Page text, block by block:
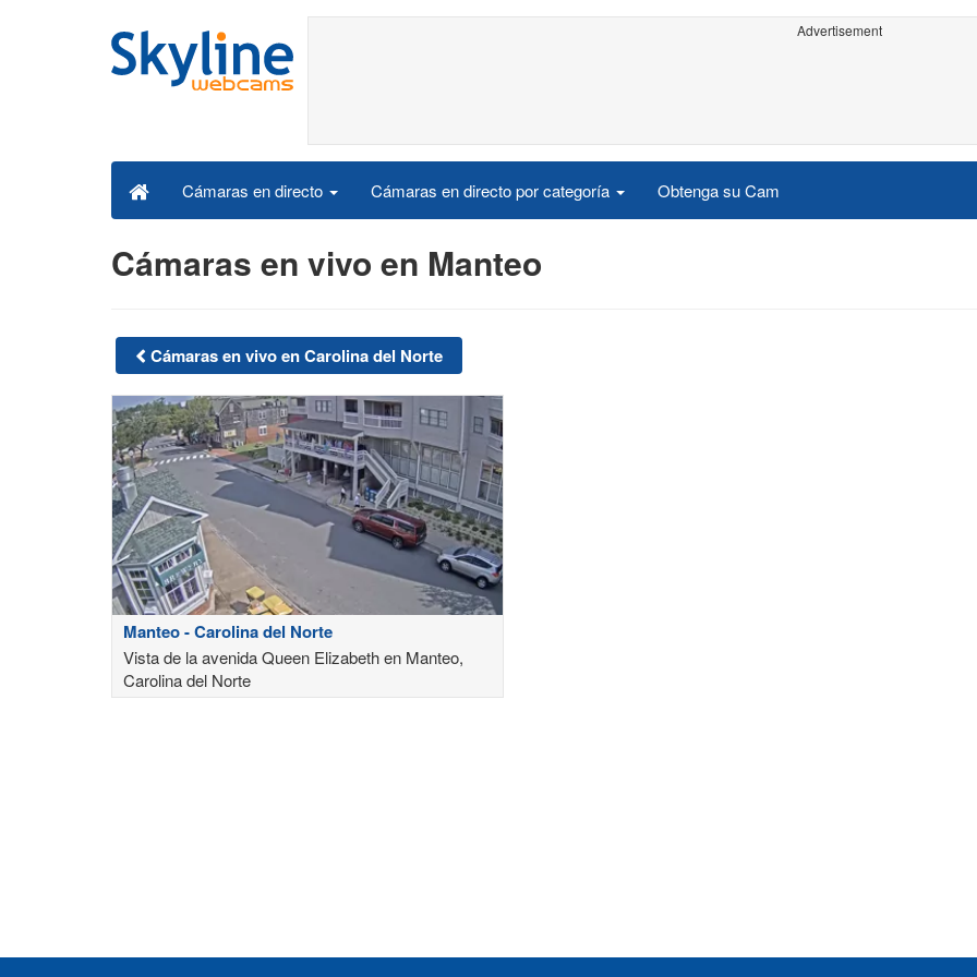
Advertisement
Cámaras en directo Cámaras en directo por categoría Obtenga su Cam
Cámaras en vivo en Manteo
Cámaras en vivo en Carolina del Norte
Manteo - Carolina del Norte
Vista de la avenida Queen Elizabeth en Manteo,
Carolina del Norte